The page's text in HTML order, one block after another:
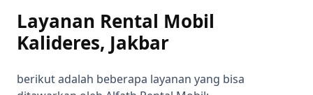
Layanan Rental Mobil
Kalideres, Jakbar
berikut adalah beberapa layanan yang bisa